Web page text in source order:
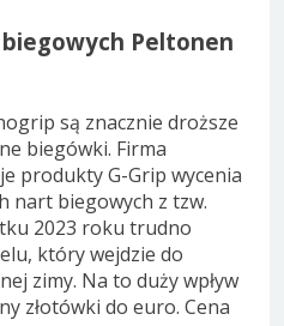
Peltonen
są znacznie droższe
biegówki. Firma
produkty G-Grip wycenia
nart biegowych z tzw.
2023 roku trudno
który wejdzie do
zimy. Na to duży wpływ
złotówki do euro. Cena